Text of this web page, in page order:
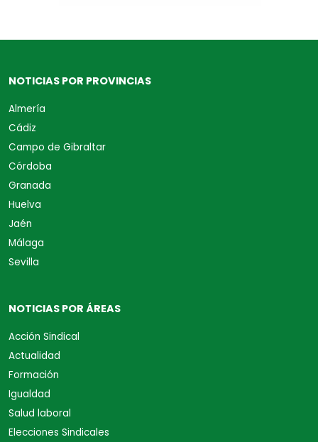
NOTICIAS POR PROVINCIAS
Almería
Cádiz
Campo de Gibraltar
Córdoba
Granada
Huelva
Jaén
Málaga
Sevilla
NOTICIAS POR ÁREAS
Acción Sindical
Actualidad
Formación
Igualdad
Salud laboral
Elecciones Sindicales